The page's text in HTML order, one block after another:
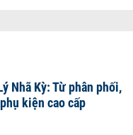
Nhã Kỳ: Từ phân phối,
kiện cao cấp